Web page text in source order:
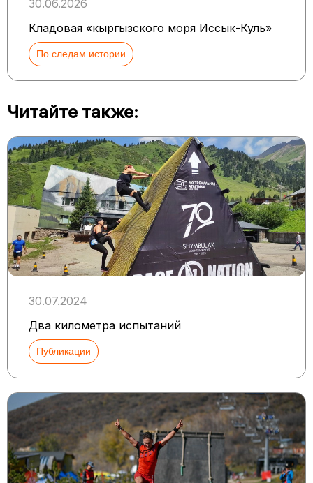
30.06.2026
Кладовая «кыргызского моря Иссык-Куль»
По следам истории
Читайте также:
30.07.2024
Два километра испытаний
Публикации